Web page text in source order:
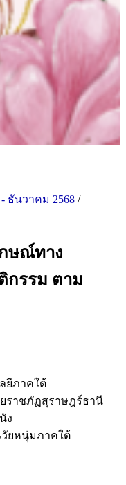
ธันวาคม 2568 /
กษณ์ทาง
กรรม ตาม
ยีภาคใต้
ราชภัฏสุราษฎร์ธานี
ง
ยหนุ่มภาคใต้